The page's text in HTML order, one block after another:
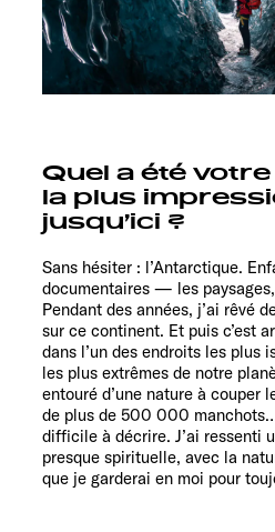
Quel a été
la plus
jusqu’ici ?
Sans hésiter : l’Antarctique.
documentaires — les
Pendant des années, j’ai rêvé
sur ce continent. Et puis c’est
dans l’un des endroits les plus
les plus extrêmes de notre
entouré d’une nature à couper
de plus de 500 000
difficile à décrire. J’ai ressenti
presque spirituelle, avec la
que je garderai en moi pour